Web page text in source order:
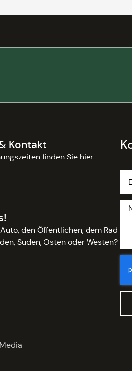
Kontakt
finden Sie hier:
den Öffentlichen, dem Rad
Süden, Osten oder Westen?